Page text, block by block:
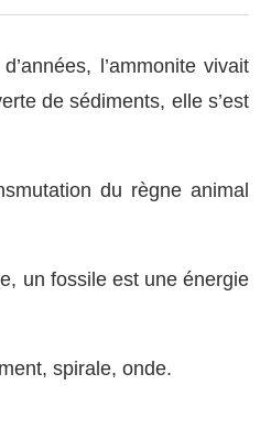
l’ammonite vivait
de sédiments, elle s’est
du règne animal
un fossile est une énergie
spirale, onde.